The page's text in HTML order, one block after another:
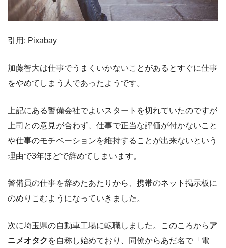
引用: Pixabay
加藤智大は仕事でうまくいかないことがあるとすぐに仕事
をやめてしまう人であったようです。
上記にある警備会社でよいスタートを切れていたのですが
上司との意見が合わず、仕事で正当な評価が付かないこと
や仕事のモチベーションを維持することが出来ないという
理由で3年ほどで辞めてしまいます。
警備員の仕事を辞めたあたりから、携帯のネット掲示板に
のめりこむようになっていきました。
次に埼玉県の自動車工場に転職しました。このころからア
ニメオタク を自称し始めており、同僚からあだ名で「電